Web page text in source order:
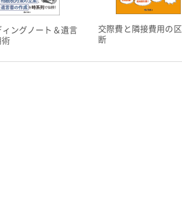
ィングノート＆遺言
交際費と隣接費用の
断